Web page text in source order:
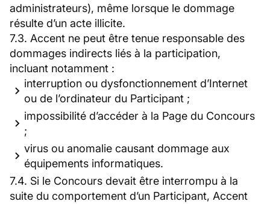
administrateurs), même lorsque le dommage
résulte d’un acte illicite.
7.3. Accent ne peut être tenue responsable des
dommages indirects liés à la participation,
incluant notamment :
interruption ou dysfonctionnement d’Internet
ou de l’ordinateur du Participant ;
impossibilité d’accéder à la Page du Concours
;
virus ou anomalie causant dommage aux
équipements informatiques.
7.4. Si le Concours devait être interrompu à la
suite du comportement d’un Participant, Accent